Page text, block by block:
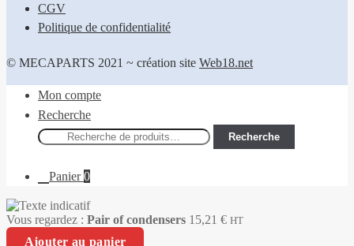
CGV
Politique de confidentialité
© MECAPARTS 2021 ~ création site Web18.net
Mon compte
Recherche
Recherche
Recherche
Panier0
Vous regardez : Pair of condensers 15,21 € HT
Ajouter au panier